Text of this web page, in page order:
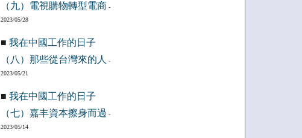
（九）電視購物轉型電商 -
2023/05/28
■ 我在中國工作的日子
（八）那些從台灣來的人
-
2023/05/21
■ 我在中國工作的日子
（七）嘉丰資本擦身而過 -
2023/05/14